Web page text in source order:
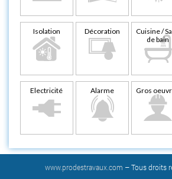
Isolation Décoration
Cuisine /
de bain
Electricité Alarme Gros
www.prodestravaux.com – Tous droits